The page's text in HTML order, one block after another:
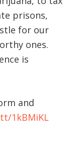
prisons,
for our
ones.
is
and
1kBMiKL